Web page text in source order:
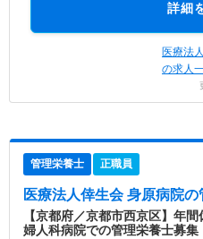
詳細
医療法
の求人
管理栄養士 正職員
医療法人倖生会 身原病院の
【京都府／京都市西京区】年
婦人科病院での管理栄養士募集